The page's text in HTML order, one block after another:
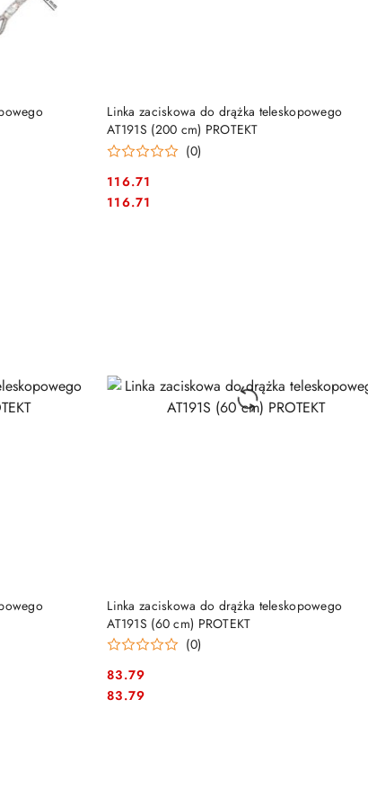
Linka zaciskowa do drążka teleskopowego
AT191S (200 cm) PROTEKT
(0)
Cena:
116.71
Cena:
116.71
DO KOSZYKA
Linka zaciskowa do drążka teleskopowego
AT191S (60 cm) PROTEKT
(0)
Cena:
83.79
Cena:
83.79
DO KOSZYKA